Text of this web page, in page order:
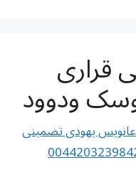
قراری
ودوود
یهودی تضمینی